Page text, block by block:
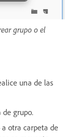
grupo o el
una de las
grupo.
otra carpeta de